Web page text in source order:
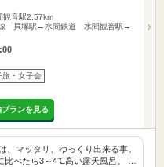
観音駅2.57km
貝塚駅→水間鉄道 水間観音駅→
旅・女子会
ランを見る
、マッタリ、ゆっくり出来る事。
比べたら3～4℃高い露天風呂。 …